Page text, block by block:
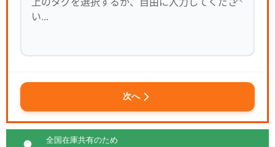
次へ
全国在庫共有のため